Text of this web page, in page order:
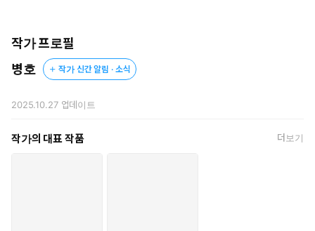
원들한테 뺑뺑 돌려지다 각인 당하고, 임신까지 하고 만다. 배 속
의 아이를 지키기 위해 여단장의 조카인 보영을 찾아왔다. 부대
에서 돌려지면서 온몸이 개발이 되어있지만, 특히 가슴이 약하
#베타→오메가수 #떡대수 #임신수 #모유플 #족보파괴 #원홀투
수4: 범재열(34)
정서는 수술 체어에 묶이고 나서야 충격적인 진실을 듣는다.
—제 각인 제거술이 아무리 성공률이 높대도 제일 확실한 방법은요.
다.
작가 프로필
병호
작가 신간 알림 · 소식
2025.10.27업데이트
작가의 대표 작품 더보기